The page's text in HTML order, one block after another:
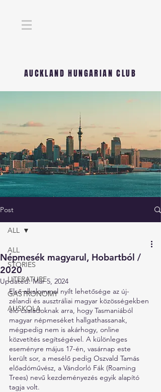
AUCKLAND HUNGARIAN CLUB
Post
ALL
STORIES
LITERATURE
GASTRONOMY
AUSKOLA
ALL
Népmesék magyarul, Hobartból /
2020
Updated:Mar 5, 2024
Első alkalommal nyílt lehetősége az új-
zélandi és ausztráliai magyar közösségekben
élő családoknak arra, hogy Tasmaniából
magyar népmeséket hallgathassanak,
mégpedig nem is akárhogy, online
közvetítés segítségével. A különleges
eseményre május 17-én, vasárnap este
került sor, a mesélő pedig Oszvald Tamás
előadóművész, a Vándorló Fák (Roaming
Trees) nevű kezdeményezés egyik alapító
tagja volt.